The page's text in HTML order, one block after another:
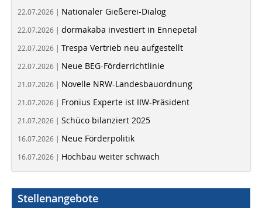
22.07.2026 | Nationaler Gießerei-Dialog
22.07.2026 | dormakaba investiert in Ennepetal
22.07.2026 | Trespa Vertrieb neu aufgestellt
22.07.2026 | Neue BEG-Förderrichtlinie
21.07.2026 | Novelle NRW-Landesbauordnung
21.07.2026 | Fronius Experte ist IIW-Präsident
21.07.2026 | Schüco bilanziert 2025
16.07.2026 | Neue Förderpolitik
16.07.2026 | Hochbau weiter schwach
Stellenangebote